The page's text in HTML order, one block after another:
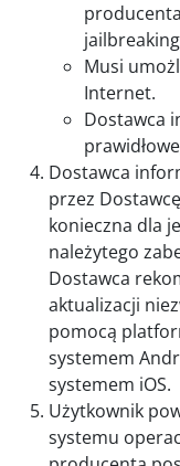
Musi
Internet.
Dostawca
Dostawca
przez
konieczna dla
należytego
Dostawca
aktualizacji
pomocą
systemem
systemem iOS.
Użytkownik
systemu